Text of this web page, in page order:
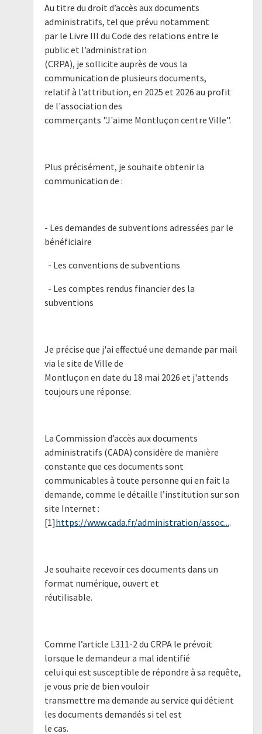
Au titre du droit d’accès aux documents
administratifs, tel que prévu notamment
par le Livre III du Code des relations entre le
public et l’administration
(CRPA), je sollicite auprès de vous la
communication de plusieurs documents,
relatif à l’attribution, en 2025 et 2026 au profit
de l'association des
commerçants "J'aime Montluçon centre Ville".
Plus précisément, je souhaite obtenir la
communication de :
- Les demandes de subventions adressées par le
bénéficiaire
- Les conventions de subventions
- Les comptes rendus financier des la
subventions
Je précise que j'ai effectué une demande par mail
via le site de Ville de
Montluçon en date du 18 mai 2026 et j'attends
toujours une réponse.
La Commission d’accès aux documents
administratifs (CADA) considère de manière
constante que ces documents sont
communicables à toute personne qui en fait la
demande, comme le détaille l’institution sur son
site Internet :
[1]https://www.cada.fr/administration/assoc....
Je souhaite recevoir ces documents dans un
format numérique, ouvert et
réutilisable.
Comme l’article L311-2 du CRPA le prévoit
lorsque le demandeur a mal identifié
celui qui est susceptible de répondre à sa requête,
je vous prie de bien vouloir
transmettre ma demande au service qui détient
les documents demandés si tel est
le cas.